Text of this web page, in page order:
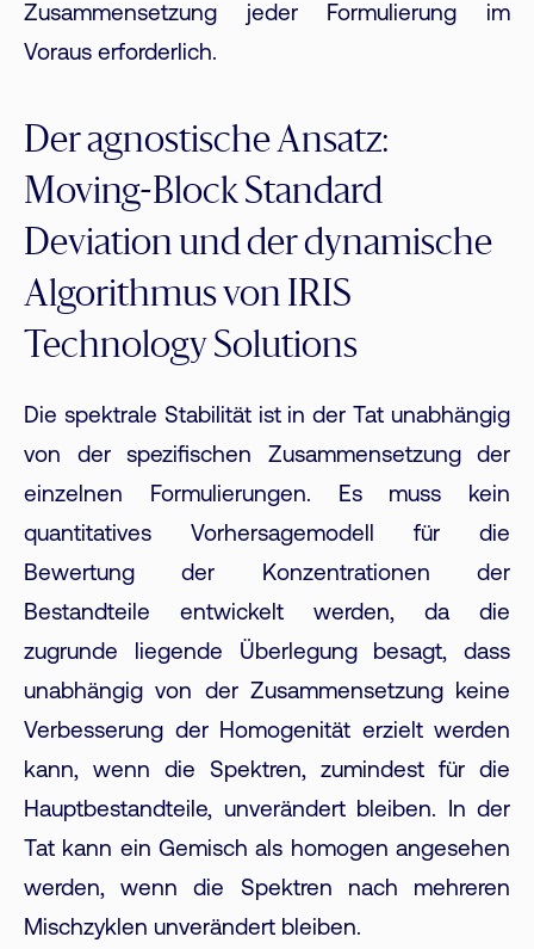
Zusammensetzung jeder Formulierung im
Voraus erforderlich.
Der agnostische Ansatz:
Moving-Block Standard
Deviation und der dynamische
Algorithmus von IRIS
Technology Solutions
Die spektrale Stabilität ist in der Tat unabhängig
von der spezifischen Zusammensetzung der
einzelnen Formulierungen. Es muss kein
quantitatives Vorhersagemodell für die
Bewertung der Konzentrationen der
Bestandteile entwickelt werden, da die
zugrunde liegende Überlegung besagt, dass
unabhängig von der Zusammensetzung keine
Verbesserung der Homogenität erzielt werden
kann, wenn die Spektren, zumindest für die
Hauptbestandteile, unverändert bleiben. In der
Tat kann ein Gemisch als homogen angesehen
werden, wenn die Spektren nach mehreren
Mischzyklen unverändert bleiben.